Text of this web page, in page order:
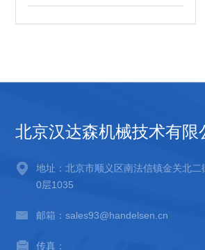
北京汉达森机械技术有限
地址：北京市顺义区南法信镇金关北二
0层1035
邮箱：sales93@handelsen.cn
传真：